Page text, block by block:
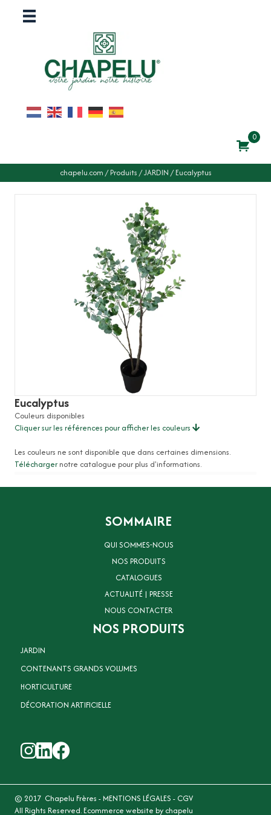
0
chapelu.com /Produits /JARDIN /Eucalyptus
Eucalyptus
Couleurs disponibles
Cliquer sur les références pour afficher les couleurs
Les couleurs ne sont disponible que dans certaines dimensions.
Télécharger notre catalogue pour plus d'informations.
SOMMAIRE
QUI SOMMES-NOUS
NOS PRODUITS
CATALOGUES
ACTUALITÉ | PRESSE
NOUS CONTACTER
NOS PRODUITS
JARDIN
CONTENANTS GRANDS VOLUMES
HORTICULTURE
DÉCORATION ARTIFICIELLE
© 2017 Chapelu Frères -MENTIONS LÉGALES - CGV
All Rights Reserved. Ecommerce website by chapelu